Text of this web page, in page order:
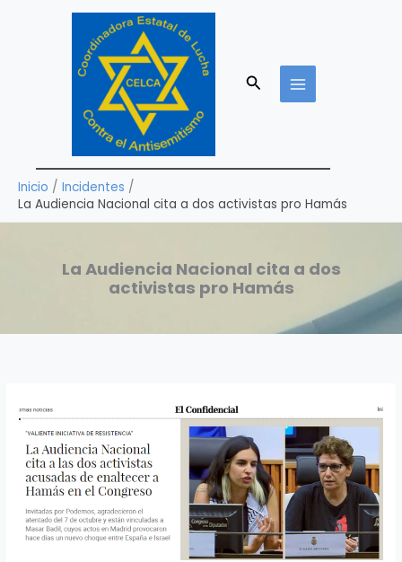
Buscar
Inicio
Incidentes
La Audiencia Nacional cita a dos activistas pro Hamás
La Audiencia Nacional cita a dos
activistas pro Hamás